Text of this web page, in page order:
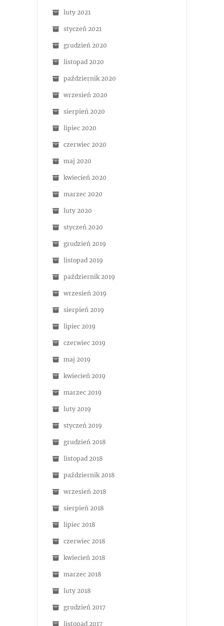
luty 2021
styczeń 2021
grudzień 2020
listopad 2020
październik 2020
wrzesień 2020
sierpień 2020
lipiec 2020
czerwiec 2020
maj 2020
kwiecień 2020
marzec 2020
luty 2020
styczeń 2020
grudzień 2019
listopad 2019
październik 2019
wrzesień 2019
sierpień 2019
lipiec 2019
czerwiec 2019
maj 2019
kwiecień 2019
marzec 2019
luty 2019
styczeń 2019
grudzień 2018
listopad 2018
październik 2018
wrzesień 2018
sierpień 2018
lipiec 2018
czerwiec 2018
kwiecień 2018
marzec 2018
luty 2018
grudzień 2017
listopad 2017